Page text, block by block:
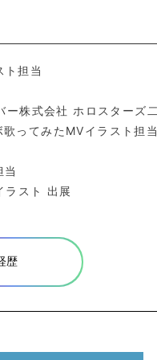
担当
株式会社 ホロスターズ
ってみたMVイラスト担
ラスト 出展
歴